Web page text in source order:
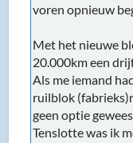
voren opnieuw
Met het nieuwe
20.000km een
Als me iemand
ruilblok
geen optie
Tenslotte was ik